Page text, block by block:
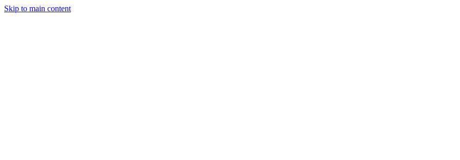
Skip to main content